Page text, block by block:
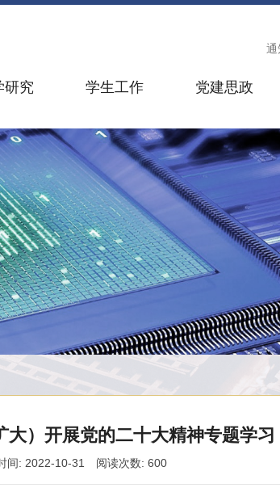
通
研究 学生工作 党建思政
）开展党的二十大精神专题学习
间: 2022-10-31 阅读次数: 600